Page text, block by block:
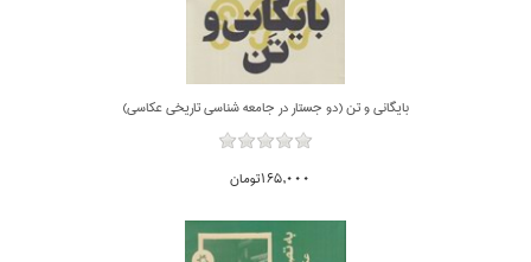
بايگاني و تن (دو جستار در جامعه شناسي تاريخي عكاسي)
165,000تومان